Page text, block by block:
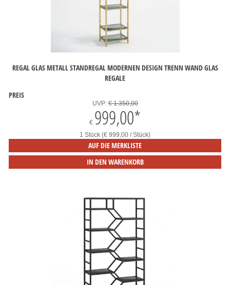
REGAL GLAS METALL STANDREGAL MODERNEN DESIGN TRENN WAND GLAS
REGALE
PREIS
UVP:€ 1.350,00
€ 999,00*
1 Stück (€ 999,00 / Stück)
AUF DIE MERKLISTE
IN DEN WARENKORB